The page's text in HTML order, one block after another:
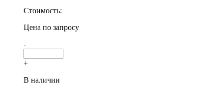
Стоимость:
Цена по запросу
-
+
В наличии